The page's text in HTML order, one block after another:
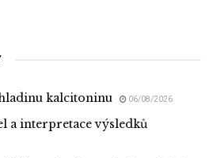
kalcitoninu 06/08/2026
a interpretace výsledků